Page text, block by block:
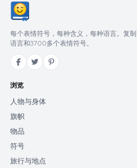
每个表情符号，每种含义，每种语言。复
语言和3700多个表情符号。
浏览
人物与身体
旗帜
物品
符号
旅行与地点